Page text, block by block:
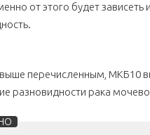
от этого будет зависеть
выше перечисленным, МКБ10
разновидности рака